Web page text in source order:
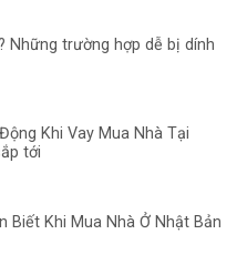
Những trường hợp dễ bị dính
Khi Vay Mua Nhà Tại
tới
Biết Khi Mua Nhà Ở Nhật Bản